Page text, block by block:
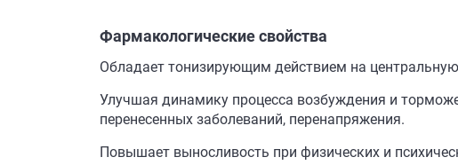
Фармакологические свойства
Обладает тонизирующим действием на
Улучшая динамику процесса возбуждения и
перенесенных заболеваний, перенапряжения.
Повышает выносливость при физических и